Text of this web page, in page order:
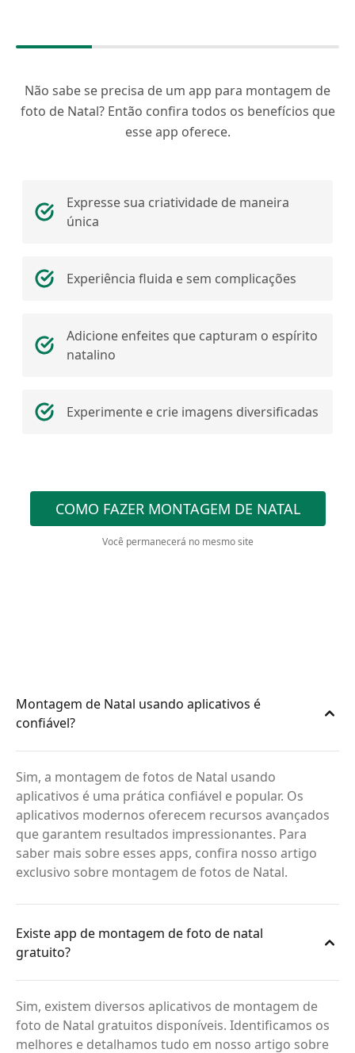
Não sabe se precisa de um app para montagem de
foto de Natal? Então confira todos os benefícios que
esse app oferece.
Expresse sua criatividade de maneira
única
Experiência fluida e sem complicações
Adicione enfeites que capturam o espírito
natalino
Experimente e crie imagens diversificadas
COMO FAZER MONTAGEM DE NATAL
Você permanecerá no mesmo site
Montagem de Natal usando aplicativos é
confiável?
Sim, a montagem de fotos de Natal usando
aplicativos é uma prática confiável e popular. Os
aplicativos modernos oferecem recursos avançados
que garantem resultados impressionantes. Para
saber mais sobre esses apps, confira nosso artigo
exclusivo sobre montagem de fotos de Natal.
Existe app de montagem de foto de natal
gratuito?
Sim, existem diversos aplicativos de montagem de
foto de Natal gratuitos disponíveis. Identificamos os
melhores e detalhamos tudo em nosso artigo sobre